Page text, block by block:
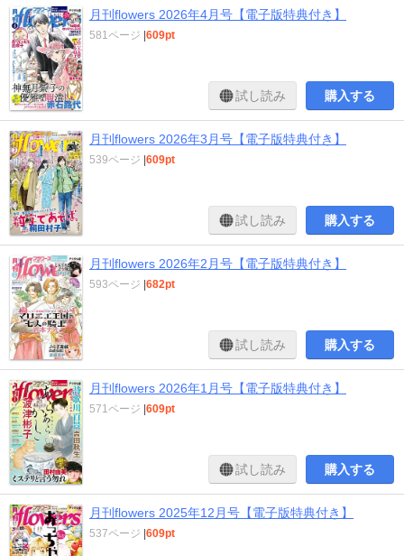
月刊flowers 2026年4月号【電子版特典付き】
581ページ |609pt
試し読み 購入する
月刊flowers 2026年3月号【電子版特典付き】
539ページ |609pt
試し読み 購入する
月刊flowers 2026年2月号【電子版特典付き】
593ページ |682pt
試し読み 購入する
月刊flowers 2026年1月号【電子版特典付き】
571ページ |609pt
試し読み 購入する
月刊flowers 2025年12月号【電子版特典付き】
537ページ |609pt